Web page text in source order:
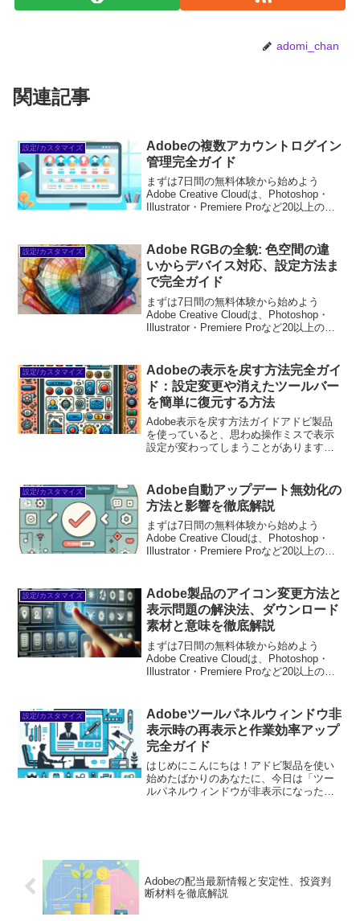
adomi_chan
関連記事
設定/カスタマイズ
Adobeの複数アカウントログイン
管理完全ガイド
まずは7日間の無料体験から始めよう
Adobe Creative Cloudは、Photoshop・
Illustrator・Premiere Proなど20以上のア
→※...
設定/カスタマイズ
Adobe RGBの全貌: 色空間の違
いからデバイス対応、設定方法ま
で完全ガイド
まずは7日間の無料体験から始めよう
Adobe Creative Cloudは、Photoshop・
Illustrator・Premiere Proなど20以上のア
→※...
設定/カスタマイズ
Adobeの表示を戻す方法完全ガイ
ド：設定変更や消えたツールバー
を簡単に復元する方法
Adobe表示を戻す方法ガイドアドビ製品
を使っていると、思わぬ操作ミスで表示
設定が変わってしまうことがありますよ
ず。この記事では、表示設定を元に戻す
ための方法を、プロの目...
設定/カスタマイズ
Adobe自動アップデート無効化の
方法と影響を徹底解説
まずは7日間の無料体験から始めよう
Adobe Creative Cloudは、Photoshop・
Illustrator・Premiere Proなど20以上のア
→※...
設定/カスタマイズ
Adobe製品のアイコン変更方法と
表示問題の解決法、ダウンロード
素材と意味を徹底解説
まずは7日間の無料体験から始めよう
Adobe Creative Cloudは、Photoshop・
Illustrator・Premiere Proなど20以上のア
→※...
設定/カスタマイズ
Adobeツールパネルウィンドウ非
表示時の再表示と作業効率アップ
完全ガイド
はじめにこんにちは！アドビ製品を使い
始めたばかりのあなたに、今日は「ツー
ルパネルウィンドウが非表示になった場
Adobeの配当最新情報と安定性、投資判
断材料を徹底解説